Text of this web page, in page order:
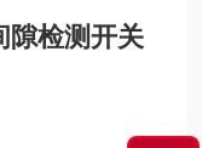
感器 闸瓦间隙检测开关